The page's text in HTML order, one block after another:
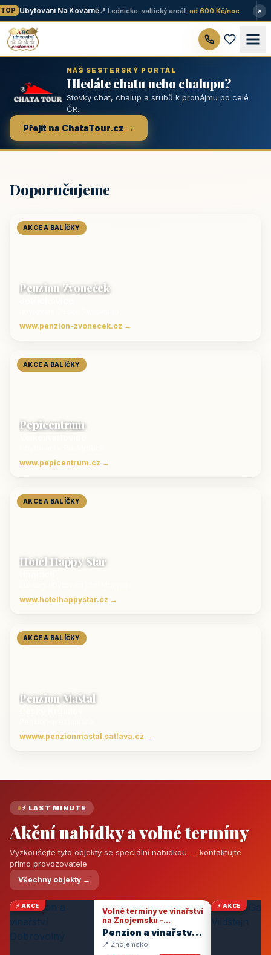
Ubytování Na Kovárně📍 Lednicko-valtický areál· od 600 Kč/noc ×
NÁŠ SESTERSKÝ PORTÁL
Hledáte chatu nebo chalupu?
Stovky chat, chalup a srubů k pronájmu po celé
ČR.
Přejít na ChataTour.cz →
Doporučujeme
AKCE A BALÍČKY
Penzion Zvoneček
www.penzion-zvonecek.cz →
AKCE A BALÍČKY
Pepicentrum
www.pepicentrum.cz →
AKCE A BALÍČKY
Hotel Happy Star
www.hotelhappystar.cz →
AKCE A BALÍČKY
Penzion Maštal
wwww.penzionmastal.satlava.cz →
⚡ LAST MINUTE
Akční nabídky a volné termíny
Vyzkoušejte tyto objekty se speciální nabídkou — kontaktujte
přímo provozovatele
Všechny objekty →
⚡ AKCE
Volné termíny ve vinařství
na Znojemsku -
degustace vín
Penzion a vinařství
Dobrovolný
📍 Znojemsko
⚡ AKCE